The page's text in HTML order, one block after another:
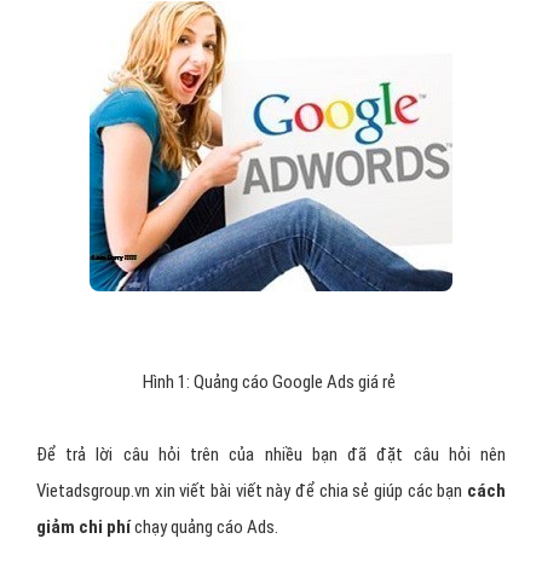
Hình 1: Quảng cáo Google Ads giá rẻ
Để trả lời câu hỏi trên của nhiều bạn đã đặt câu hỏi nên
Vietadsgroup.vn xin viết bài viết này để chia sẻ giúp các bạn cách
giảm chi phíchạy quảng cáo Ads.